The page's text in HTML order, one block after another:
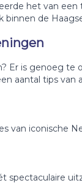
het van
binnen de
Er is genoeg te
aantal tips van
van iconische
spectaculaire